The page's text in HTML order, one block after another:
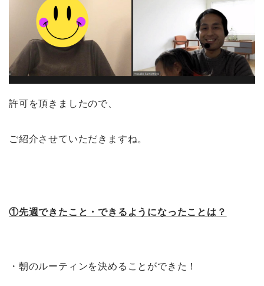
許可を頂きましたので、
ご紹介させていただきますね。
①先週できたこと・できるようになったことは？
・朝のルーティンを決めることができた！